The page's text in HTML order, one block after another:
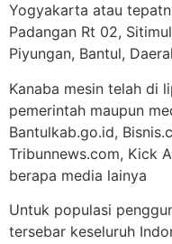
Yogyakarta atau
Padangan Rt 02,
Piyungan, Bantul,
Kanaba mesin telah di
pemerintah maupun
Bantulkab.go.id,
Tribunnews.com, Kick
berapa media lainya
Untuk populasi
tersebar keseluruh